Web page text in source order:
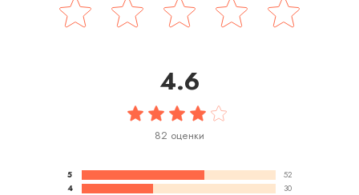
4.6
82 оценки
5
52
4
30